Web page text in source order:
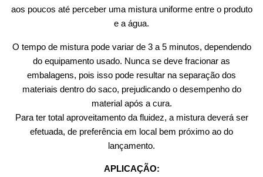
aos poucos até perceber uma mistura uniforme entre o produto
e a água.
O tempo de mistura pode variar de 3 a 5 minutos, dependendo
do equipamento usado. Nunca se deve fracionar as
embalagens, pois isso pode resultar na separação dos
materiais dentro do saco, prejudicando o desempenho do
material após a cura.
Para ter total aproveitamento da fluidez, a mistura deverá ser
efetuada, de preferência em local bem próximo ao do
lançamento.
APLICAÇÃO: